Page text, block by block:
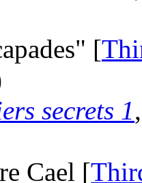
[
secrets 1
Cael [